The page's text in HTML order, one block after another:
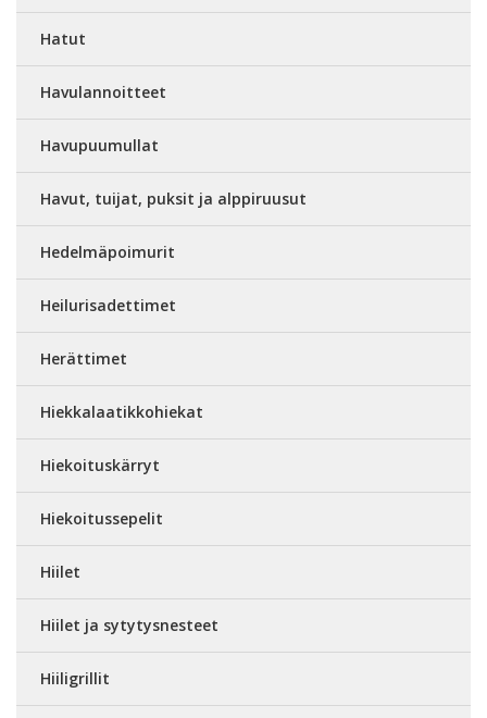
Hatut
Havulannoitteet
Havupuumullat
Havut, tuijat, puksit ja alppiruusut
Hedelmäpoimurit
Heilurisadettimet
Herättimet
Hiekkalaatikkohiekat
Hiekoituskärryt
Hiekoitussepelit
Hiilet
Hiilet ja sytytysnesteet
Hiiligrillit